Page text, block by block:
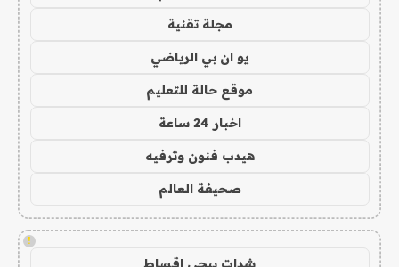
مجلة تقنية
يو ان بي الرياضي
موقع حالة للتعليم
اخبار 24 ساعة
هيدب فنون وترفيه
صحيفة العالم
!
شدات ببجي اقساط